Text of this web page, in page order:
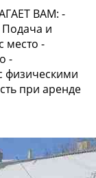
ВАМ: -
и
местo -
-
физическими
при аренде